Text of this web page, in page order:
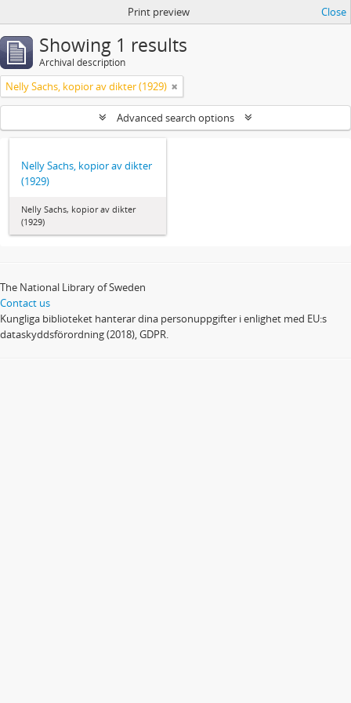
Print preview Close
Showing 1 results
Archival description
Nelly Sachs, kopior av dikter (1929)
Advanced search options
Nelly Sachs, kopior av dikter
(1929)
Nelly Sachs, kopior av dikter
(1929)
The National Library of Sweden
Contact us
Kungliga biblioteket hanterar dina personuppgifter i enlighet med EU:s
dataskyddsförordning (2018), GDPR.